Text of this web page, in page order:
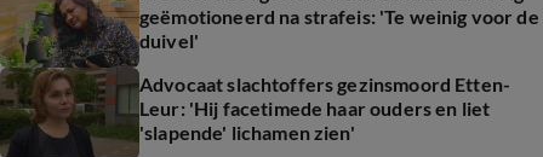
geëmotioneerd na strafeis: 'Te weinig voor de
duivel'
Advocaat slachtoffers gezinsmoord Etten-
Leur: 'Hij facetimede haar ouders en liet
'slapende' lichamen zien'